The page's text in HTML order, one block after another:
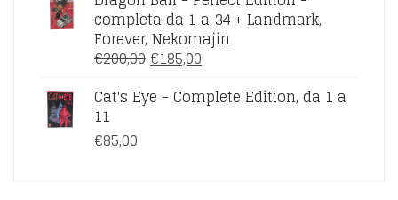
ERA:
€95,00.
È:
€65,00.
completa da 1 a 34 + Landmark,
Forever, Nekomajin
€200,00IL
ORIGINALE
€185,00
ATTUALE
Cat's Eye - Complete Edition, da 1 a
11
€85,00